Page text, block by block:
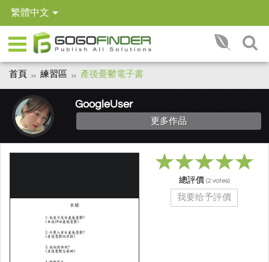
繁體中文
首頁 練習區 產後憂鬱電子書
GoogleUser
更多作品
總評價 (2 votes)
我要给予評價